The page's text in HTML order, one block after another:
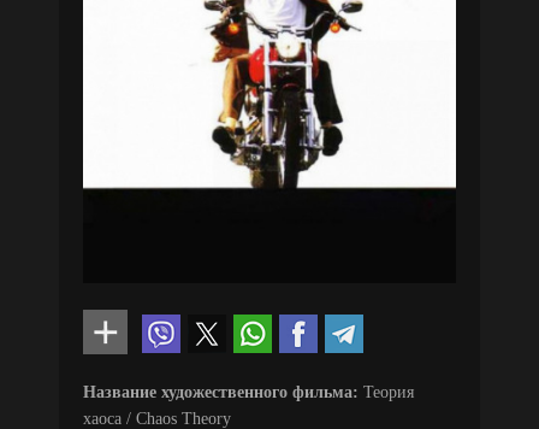
Название художественного фильма: Теория
хаоса / Chaos Theory